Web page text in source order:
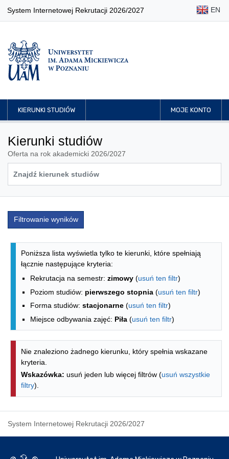
System Internetowej Rekrutacji 2026/2027 EN
KIERUNKI STUDIÓW MOJE KONTO
Kierunki studiów
Oferta na rok akademicki 2026/2027
Filtrowanie wyników
Lista kierunków - spis według
Poniższa lista wyświetla tylko te kierunki, które spełniają
łącznie następujące kryteria:
Rekrutacja na semestr: zimowy (usuń ten filtr)
Poziom studiów: pierwszego stopnia (usuń ten filtr)
Forma studiów: stacjonarne (usuń ten filtr)
Miejsce odbywania zajęć: Piła (usuń ten filtr)
Nie znaleziono żadnego kierunku, który spełnia wskazane
kryteria.
Wskazówka: usuń jeden lub więcej filtrów (usuń wszystkie
filtry).
System Internetowej Rekrutacji 2026/2027